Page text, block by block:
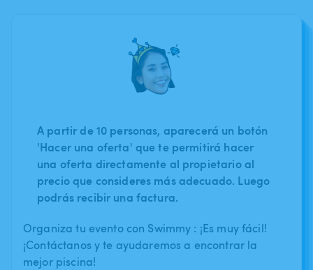
A partir de 10 personas, aparecerá un botón
'Hacer una oferta' que te permitirá hacer
una oferta directamente al propietario al
precio que consideres más adecuado. Luego
podrás recibir una factura.
Organiza tu evento con Swimmy : ¡Es muy fácil!
¡Contáctanos y te ayudaremos a encontrar la
mejor piscina!